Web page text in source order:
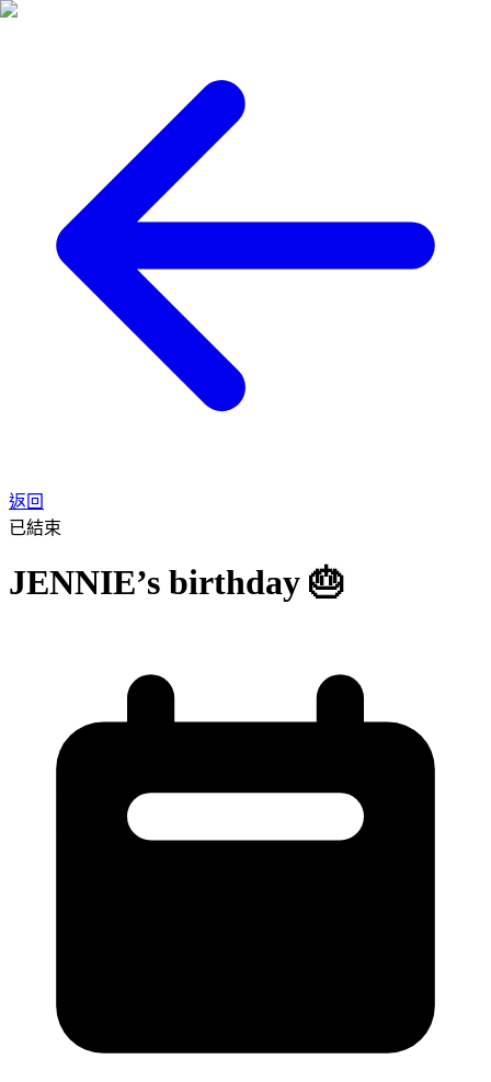
返回
已結束
JENNIE’s birthday 🎂